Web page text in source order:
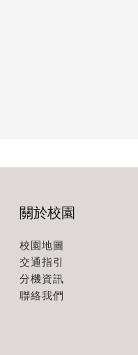
關於校園
校園地圖
交通指引
分機資訊
聯絡我們